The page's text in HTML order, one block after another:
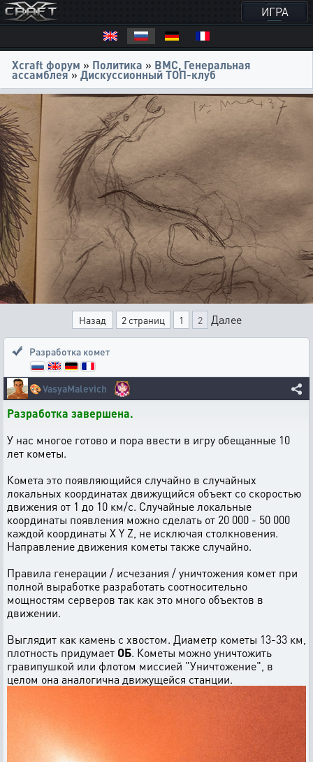
ИГРА
Xcraft форум » Политика » ВМС, Генеральная
ассамблея» Дискуссионный ТОП-клуб
Назад 2 страниц 1 2 Далее
Разработка комет
🎨VasyaMalevich
Разработка завершена.
У нас многое готово и пора ввести в игру обещанные 10
лет кометы.
Комета это появляющийся случайно в случайных
локальных координатах движущийся объект со скоростью
движения от 1 до 10 км/с. Случайные локальные
координаты появления можно сделать от 20 000 - 50 000
каждой координаты X Y Z, не исключая столкновения.
Направление движения кометы также случайно.
Правила генерации / исчезания / уничтожения комет при
полной выработке разработать соотносительно
мощностям серверов так как это много объектов в
движении.
Выглядит как камень с хвостом. Диаметр кометы 13-33 км,
плотность придумает ОБ. Кометы можно уничтожить
гравипушкой или флотом миссией "Уничтожение", в
целом она аналогична движущейся станции.